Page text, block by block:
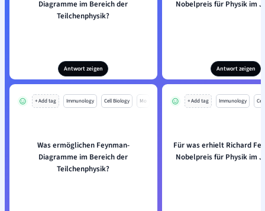
Diagramme im Bereich der
Teilchenphysik?
Antwort zeigen
Nobelpreis für Physik im
Antwort zeigen
+ Add tag Immunology Cell Biology Mo
Was ermöglichen Feynman-
Diagramme im Bereich der
Teilchenphysik?
+ Add tag Immunology
Für was erhielt Richard
Nobelpreis für Physik im